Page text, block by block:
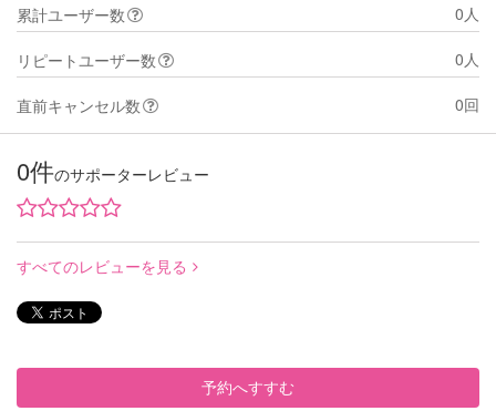
累計ユーザー数
0人
リピートユーザー数 0人
直前キャンセル数 0回
0件のサポーターレビュー
すべてのレビューを見る
予約へすすむ